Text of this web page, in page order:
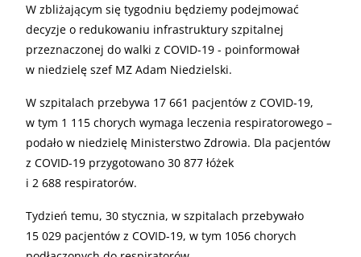
W zbliżającym się tygodniu będziemy podejmować
decyzje o redukowaniu infrastruktury szpitalnej
przeznaczonej do walki z COVID-19 - poinformował
w niedzielę szef MZ Adam Niedzielski.
W szpitalach przebywa 17 661 pacjentów z COVID-19,
w tym 1 115 chorych wymaga leczenia respiratorowego –
podało w niedzielę Ministerstwo Zdrowia. Dla pacjentów
z COVID-19 przygotowano 30 877 łóżek
i 2 688 respiratorów.
Tydzień temu, 30 stycznia, w szpitalach przebywało
15 029 pacjentów z COVID-19, w tym 1056 chorych